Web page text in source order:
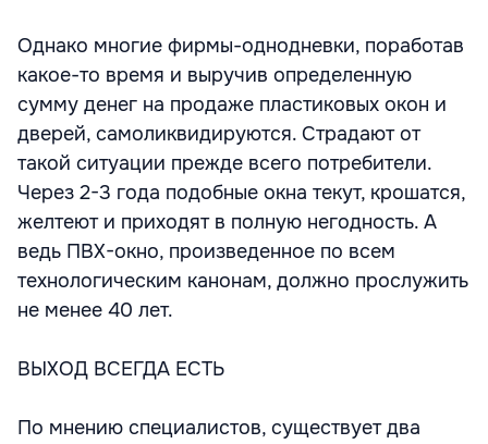
Однако многие фирмы-однодневки, поработав
какое-то время и выручив определенную
сумму денег на продаже пластиковых окон и
дверей, самоликвидируются. Страдают от
такой ситуации прежде всего потребители.
Через 2-3 года подобные окна текут, крошатся,
желтеют и приходят в полную негодность. А
ведь ПВХ-окно, произведенное по всем
технологическим канонам, должно прослужить
не менее 40 лет.
ВЫХОД ВСЕГДА ЕСТЬ
По мнению специалистов, существует два